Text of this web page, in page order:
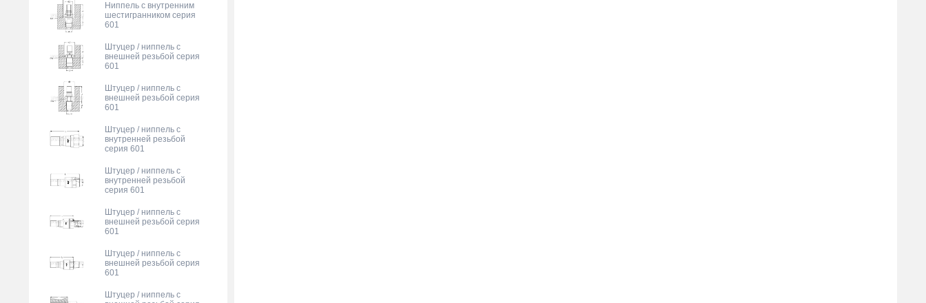
Ниппель с внутренним
шестигранником серия
601
Штуцер / ниппель с
внешней резьбой серия
601
Штуцер / ниппель с
внешней резьбой серия
601
Штуцер / ниппель с
внутренней резьбой
серия 601
Штуцер / ниппель с
внутренней резьбой
серия 601
Штуцер / ниппель с
внешней резьбой серия
601
Штуцер / ниппель с
внешней резьбой серия
601
Штуцер / ниппель с